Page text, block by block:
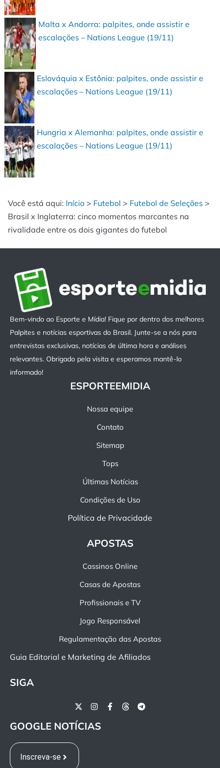
Malta x Andorra: palpites, onde assistir e
escalações – Nations League (19/11)
Eslováquia x Estônia: palpites, onde assistir e
escalações – Nations League (19/11)
Hungria x Alemanha: palpites, onde assistir e
escalações – Nations League (19/11)
Você está aqui: Início > Futebol > Futebol de Seleções >
Brasil x Inglaterra: cinco momentos marcantes na
rivalidade entre os dois gigantes do futebol
Bem-vindo ao Esporte e Mídia! Fique por dentro dos melhores
Palpites e notícias esportivas do Brasil. Junte-se a nós para
entrevistas exclusivas, notícias de última hora e análises
relevantes. Obrigado pela visita e esperamos mantê-lo
informado!
ESPORTEEMIDIA
Nossa equipe
Contato
Sitemap
Tops
Últimas Notícias
Condições de Uso
Política de Privacidade
APOSTAS
Cassinos Online
Casas de Apostas
Profissionais e TV
Jogo Responsável
Regulamentação das Apostas
Guia Editorial e Marketing de Afiliados
SIGA
GOOGLE NOTÍCIAS
Inscreva-se